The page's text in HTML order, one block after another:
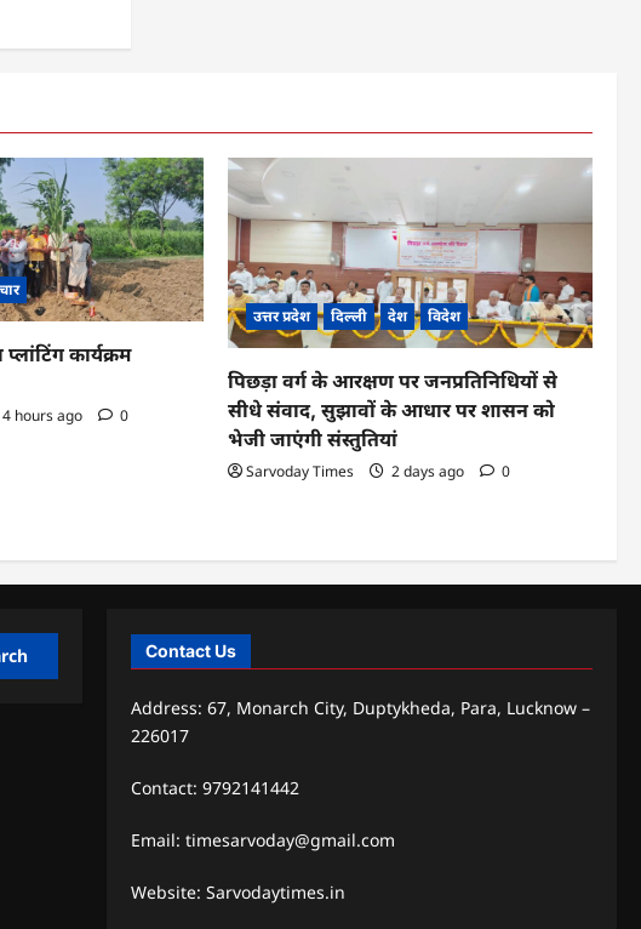
कार्यक्रम
4 hours ago 0
उत्तर प्रदेश दिल्ली देश विदेश
पिछड़ा वर्ग के आरक्षण पर जनप्रतिनिधियों से
सीधे संवाद, सुझावों के आधार पर शासन को
भेजी जाएंगी संस्तुतियां
Sarvoday Times 2 days ago 0
Contact Us
Address: 67, Monarch City, Duptykheda, Para, Lucknow –
226017
Contact: 9792141442
Email: timesarvoday@gmail.com
Website: Sarvodaytimes.in